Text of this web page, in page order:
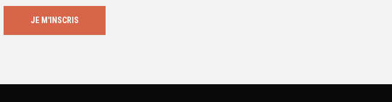
JE M'INSCRIS